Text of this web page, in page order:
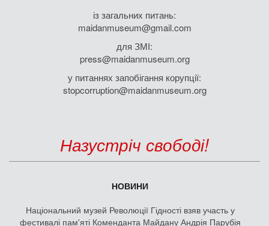
із загальних питань:
maidanmuseum@gmail.com
для ЗМІ:
press@maidanmuseum.org
у питаннях запобігання корупції:
stopcorruption@maidanmuseum.org
Назустріч свободі!
НОВИНИ
Національний музей Революції Гідності взяв участь у
фестивалі пам'яті Коменданта Майдану Андрія Парубія